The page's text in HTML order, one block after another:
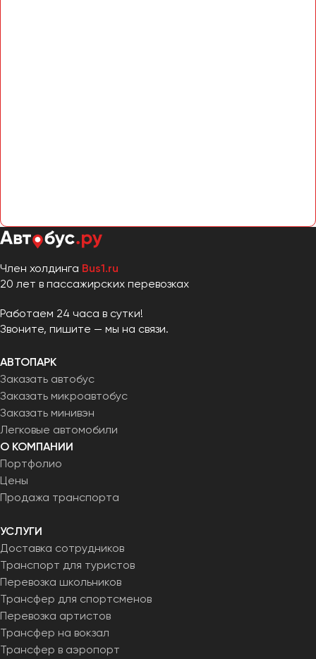
Член холдинга Bus1.ru
20 лет в пассажирских перевозках
Работаем 24 часа в сутки!
Звоните, пишите — мы на связи.
АВТОПАРК
Заказать автобус
Заказать микроавтобус
Заказать минивэн
Легковые автомобили
О КОМПАНИИ
Портфолио
Цены
Продажа транспорта
УСЛУГИ
Доставка сотрудников
Транспорт для туристов
Перевозка школьников
Трансфер для спортсменов
Перевозка артистов
Трансфер на вокзал
Трансфер в аэропорт